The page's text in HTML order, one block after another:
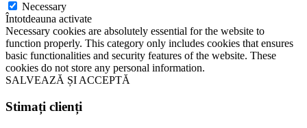
Necessary
Întotdeauna activate
Necessary cookies are absolutely essential for the website to
function properly. This category only includes cookies that ensures
basic functionalities and security features of the website. These
cookies do not store any personal information.
SALVEAZĂ ȘI ACCEPTĂ
Stimați clienți